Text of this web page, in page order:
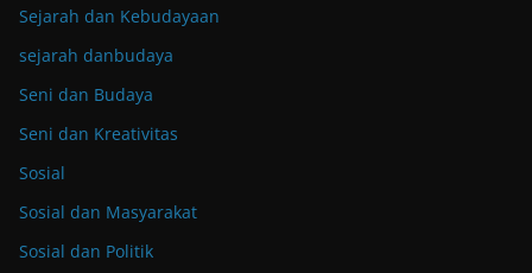
Sejarah dan Kebudayaan
sejarah danbudaya
Seni dan Budaya
Seni dan Kreativitas
Sosial
Sosial dan Masyarakat
Sosial dan Politik